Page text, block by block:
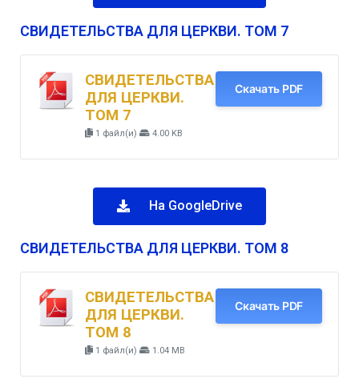
СВИДЕТЕЛЬСТВА ДЛЯ ЦЕРКВИ. ТОМ 7
СВИДЕТЕЛЬСТВА
ДЛЯ ЦЕРКВИ.
ТОМ 7
1 файл(и) 4.00 KB
Скачать PDF
На GoogleDrive
СВИДЕТЕЛЬСТВА ДЛЯ ЦЕРКВИ. ТОМ 8
СВИДЕТЕЛЬСТВА
ДЛЯ ЦЕРКВИ.
ТОМ 8
1 файл(и) 1.04 MB
Скачать PDF